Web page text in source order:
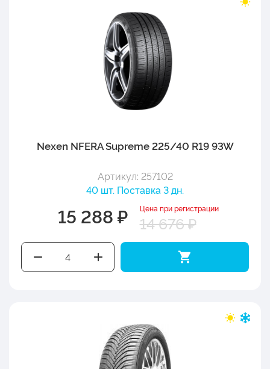
Nexen NFERA Supreme 225/40 R19 93W
Артикул: 257102
40 шт. Поставка 3 дн.
15 288 ₽ Цена при регистрации
14 676 ₽